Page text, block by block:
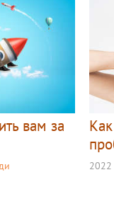
вам за
2022